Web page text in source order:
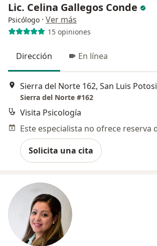
Lic. Celina Gallegos Conde
Psicólogo · Ver más
15 opiniones
Dirección En línea
Sierra del Norte 162, San Luis Potosi
Sierra del Norte #162
Visita Psicología
Solicita una cita